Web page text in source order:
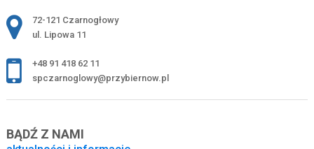
Adres pocztowy:
72-121 Czarnogłowy
ul. Lipowa 11
+48 91 418 62 11
spczarnoglowy@przybiernow.pl
BĄDŹ Z NAMI